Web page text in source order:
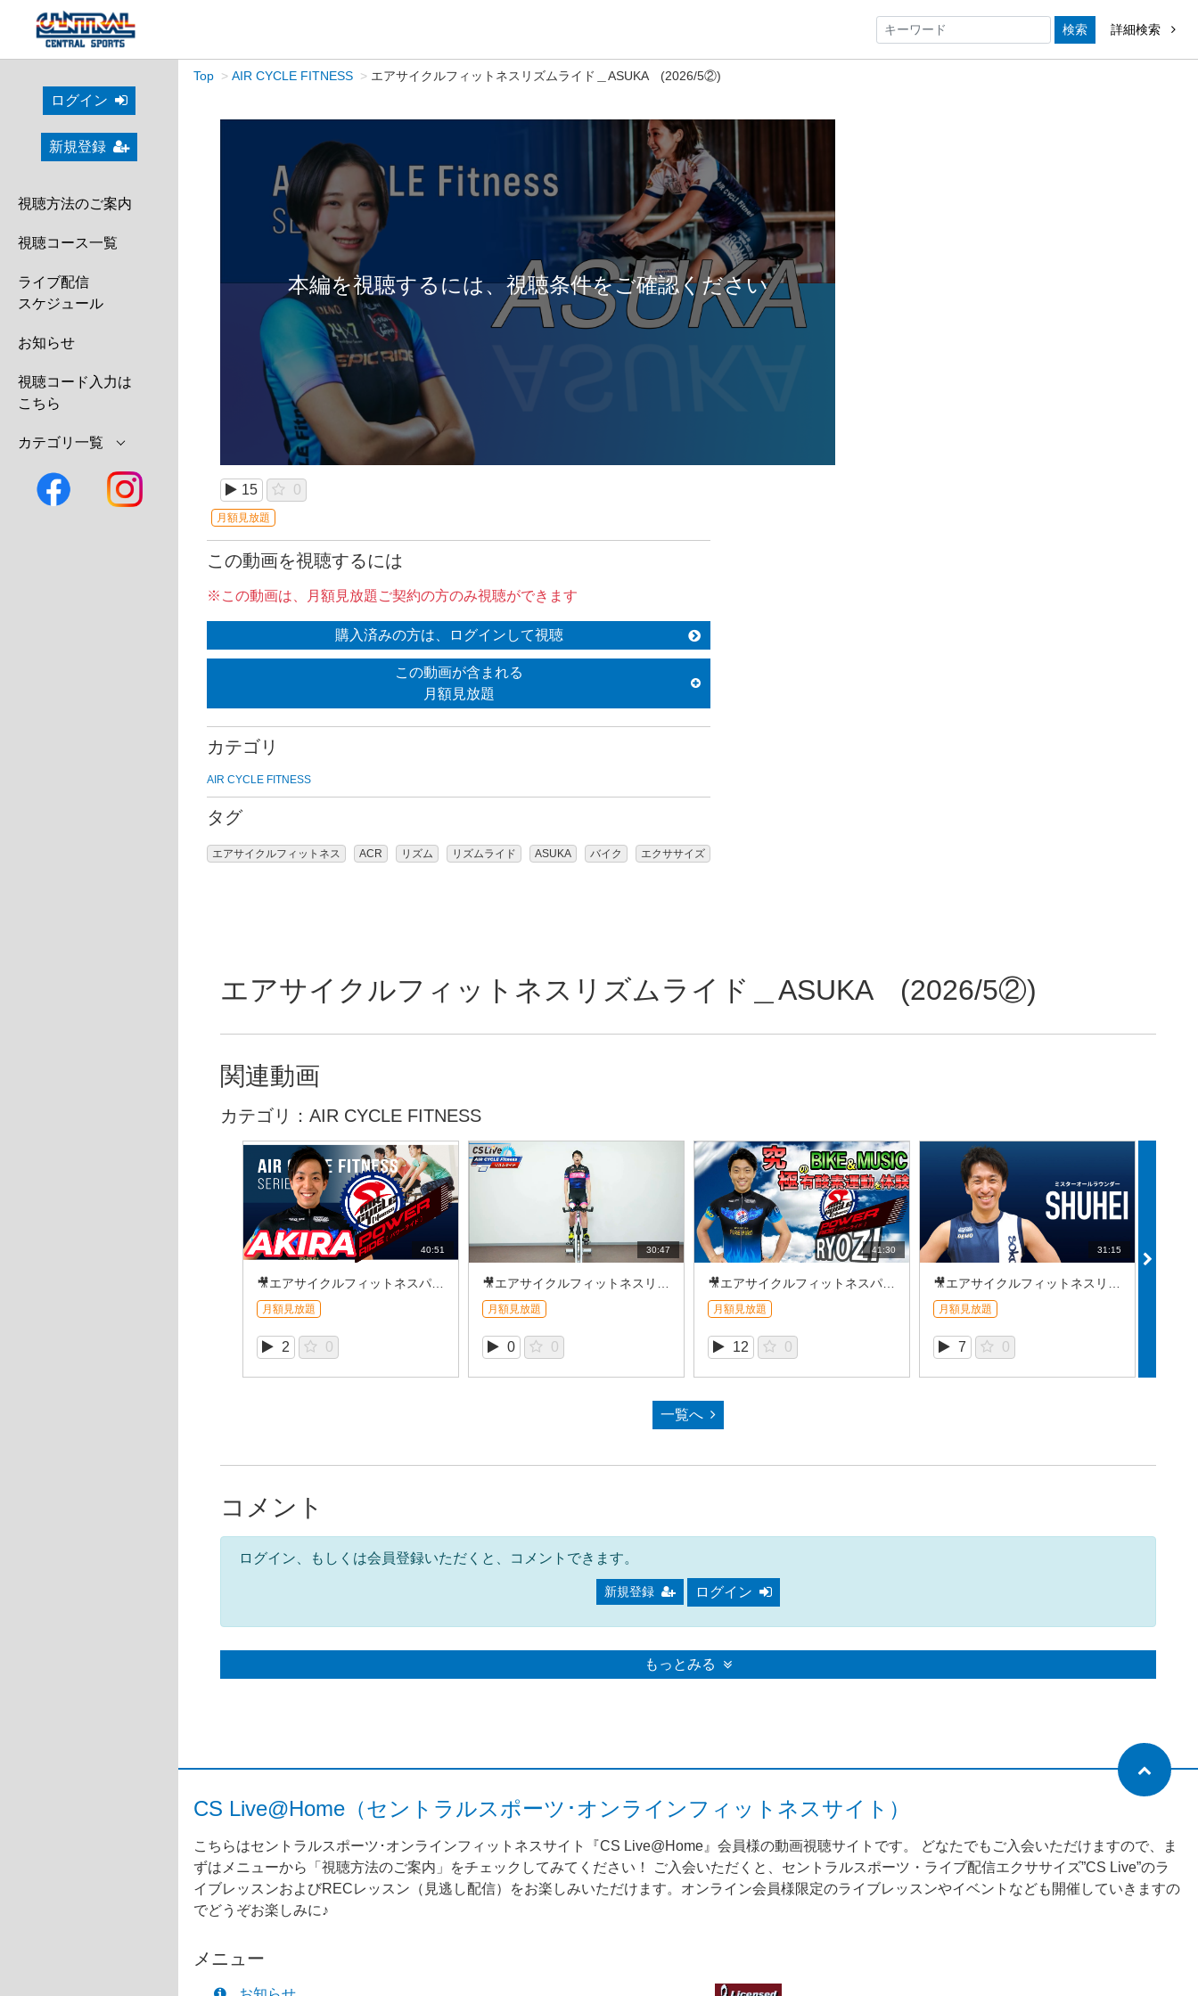
検索 詳細検索
ログイン
新規登録
視聴方法のご案内
視聴コース一覧
ライブ配信
スケジュール
お知らせ
視聴コード入力は
こちら
カテゴリ一覧
Top AIR CYCLE FITNESS エアサイクルフィットネスリズムライド＿ASUKA (2026/5②)
本編を視聴するには、視聴条件をご確認ください
15 0
月額見放題
この動画を視聴するには
※この動画は、月額見放題ご契約の方のみ視聴ができます
購入済みの方は、ログインして視聴
この動画が含まれる
月額見放題
カテゴリ
AIR CYCLE FITNESS
タグ
エアサイクルフィットネス ACR リズム リズムライド ASUKA バイク エクササイズ
エアサイクルフィットネスリズムライド＿ASUKA (2026/5②)
関連動画
カテゴリ：AIR CYCLE FITNESS
40:51
月額見放題
2 0
30:47
月額見放題
0 0
41:30
月額見放題
12 0
31:15
月額見放題
7 0
一覧へ
コメント
ログイン、もしくは会員登録いただくと、コメントできます。
新規登録 ログイン
もっとみる
CS Live@Home（セントラルスポーツ･オンラインフィットネスサイト）
こちらはセントラルスポーツ･オンラインフィットネスサイト『CS Live@Home』会員様の動画視聴サイトです。 どなたでもご入会いただけますので、ま
ずはメニューから「視聴方法のご案内」をチェックしてみてください！ ご入会いただくと、セントラルスポーツ・ライブ配信エクササイズ”CS Live”のラ
イブレッスンおよびRECレッスン（見逃し配信）をお楽しみいただけます。オンライン会員様限定のライブレッスンやイベントなども開催していきますの
でどうぞお楽しみに♪
メニュー